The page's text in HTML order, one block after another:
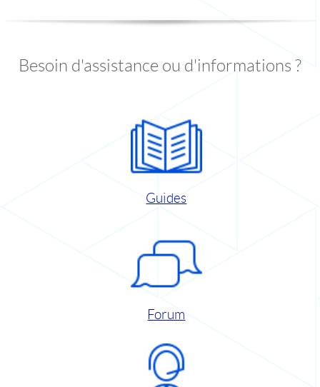
Besoin d'assistance ou d'informations ?
Guides
Forum